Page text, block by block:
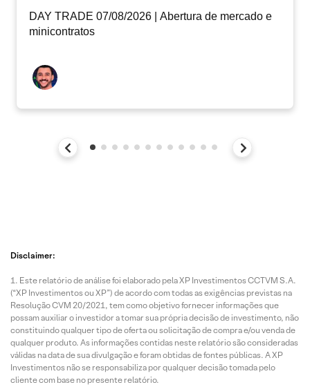
DAY TRADE 07/08/2026 | Abertura de mercado e
minicontratos
Disclaimer:
Este relatório de análise foi elaborado pela XP Investimentos CCTVM S.A.
(“XP Investimentos ou XP”) de acordo com todas as exigências previstas na
Resolução CVM 20/2021, tem como objetivo fornecer informações que
possam auxiliar o investidor a tomar sua própria decisão de investimento, não
constituindo qualquer tipo de oferta ou solicitação de compra e/ou venda de
qualquer produto. As informações contidas neste relatório são consideradas
válidas na data de sua divulgação e foram obtidas de fontes públicas. A XP
Investimentos não se responsabiliza por qualquer decisão tomada pelo
cliente com base no presente relatório.